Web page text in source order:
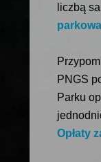
liczbą
PNGS
Parku
Opłaty